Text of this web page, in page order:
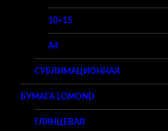
10×15
A4
СУБЛИМАЦИОННАЯ
БУМАГА LOMOND
ГЛЯНЦЕВАЯ